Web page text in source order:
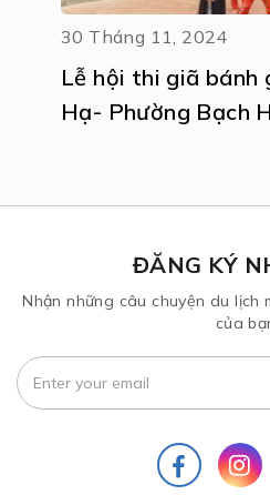
30 Tháng 11, 2024
Lễ hội thi giã bánh
Hạ- Phường Bạch
ĐĂNG KÝ
Nhận những câu chuyện du lịch
của